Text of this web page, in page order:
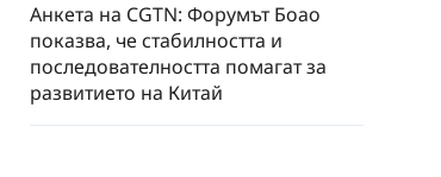
Анкета на CGTN: Форумът Боао
показва, че стабилността и
последователността помагат за
развитието на Китай